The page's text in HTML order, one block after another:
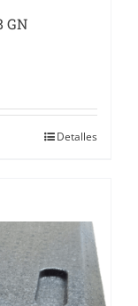
GN
Detalles